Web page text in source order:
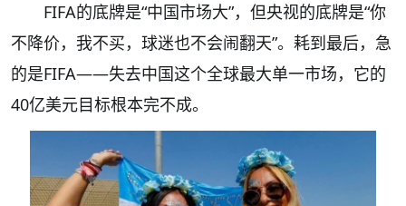
FIFA的底牌是“中国市场大”，但央视的底牌是“你
不降价，我不买，球迷也不会闹翻天”。耗到最后，急
的是FIFA——失去中国这个全球最大单一市场，它的
40亿美元目标根本完不成。